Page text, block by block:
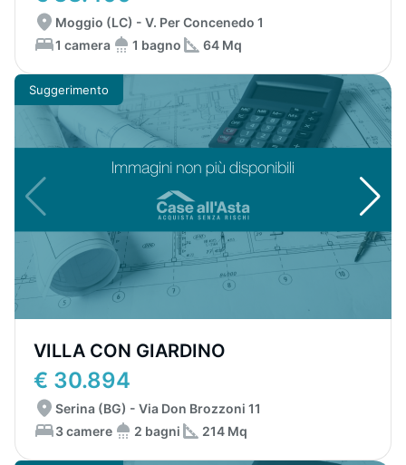
Moggio (LC) - V. Per Concenedo 1
1 camera
1 bagno 64 Mq
Suggerimento
VILLA CON GIARDINO
€ 30.894
Serina (BG) - Via Don Brozzoni 11
3 camere
2 bagni 214 Mq